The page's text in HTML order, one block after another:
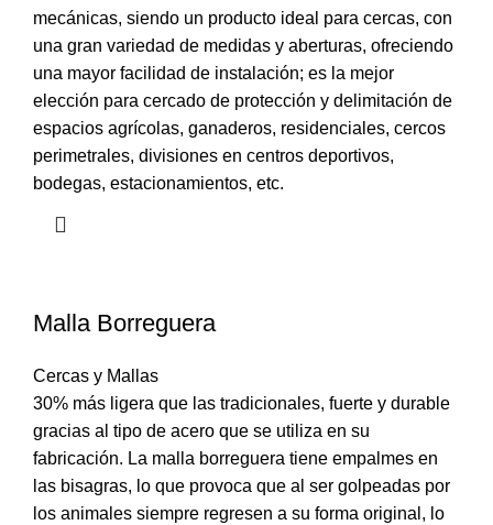
mecánicas, siendo un producto ideal para cercas, con
una gran variedad de medidas y aberturas, ofreciendo
una mayor facilidad de instalación; es la mejor
elección para cercado de protección y delimitación de
espacios agrícolas, ganaderos, residenciales, cercos
perimetrales, divisiones en centros deportivos,
bodegas, estacionamientos, etc.
Malla Borreguera
Cercas y Mallas
30% más ligera que las tradicionales, fuerte y durable
gracias al tipo de acero que se utiliza en su
fabricación. La malla borreguera tiene empalmes en
las bisagras, lo que provoca que al ser golpeadas por
los animales siempre regresen a su forma original, lo